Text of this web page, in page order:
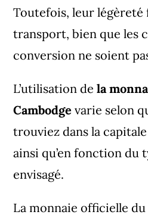
Toutefois, leur légèreté
transport, bien que les
conversion ne soient
L’utilisation de la
Cambodge varie selon
trouviez dans la
ainsi qu’en fonction du
envisagé.
La monnaie officielle